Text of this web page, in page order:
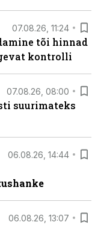
07.08.26, 11:24
tõi hinnad
kontrolli
07.08.26, 08:00
suurimateks
06.08.26, 14:44
06.08.26, 13:07